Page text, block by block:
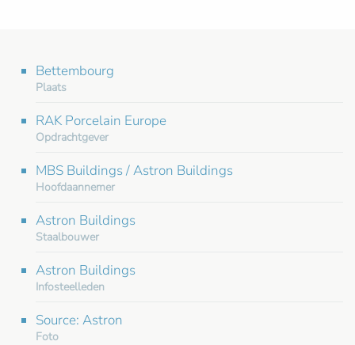
Bettembourg
Plaats
RAK Porcelain Europe
Opdrachtgever
MBS Buildings / Astron Buildings
Hoofdaannemer
Astron Buildings
Staalbouwer
Astron Buildings
Infosteelleden
Source: Astron
Foto